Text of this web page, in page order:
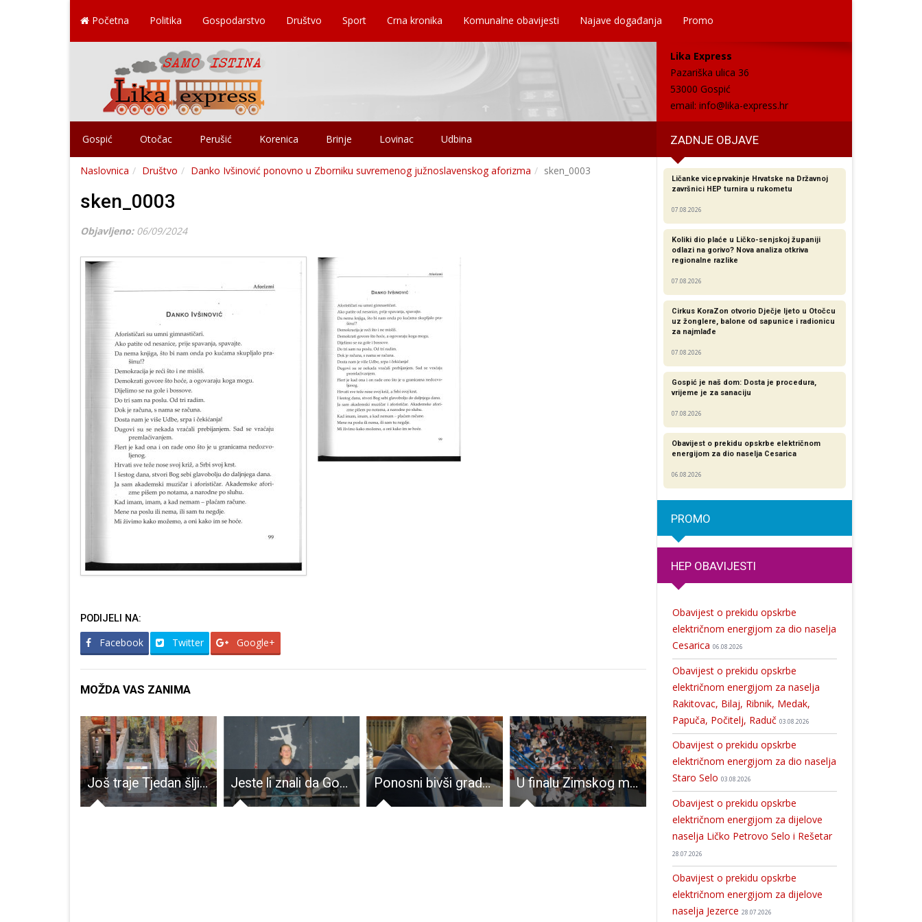
Početna Politika Gospodarstvo Društvo Sport Crna kronika Komunalne obavijesti Najave događanja Promo
Lika Express
Pazariška ulica 36
53000 Gospić
email: info@lika-express.hr
Gospić Otočac Perušić Korenica Brinje Lovinac Udbina ZADNJE OBJAVE
Naslovnica Društvo Danko Ivšinović ponovno u Zborniku suvremenog južnoslavenskog aforizma sken_0003
sken_0003
Objavljeno: 06/09/2024
PODIJELI NA:
Facebook Twitter Google+
MOŽDA VAS ZANIMA
Još traje Tjedan šljiva,gljiva i krumpira Jeste li znali da Gospić ima jednu od najboljih dizačica utega u Hrvatskoj??? Ponosni bivši gradonačelnik Krmpotić- dug nije 10,12,17 milijuna kuna nego svega 7 milijuna U finalu Zimskog malonogometnog turnira Gospić Lucy′s boys- MNK Tin
Ličanke viceprvakinje Hrvatske na Državnoj
završnici HEP turnira u rukometu
07.08.2026
Koliki dio plaće u Ličko-senjskoj županiji
odlazi na gorivo? Nova analiza otkriva
regionalne razlike​
07.08.2026
Cirkus KoraZon otvorio Dječje ljeto u Otočcu
uz žonglere, balone od sapunice i radionicu
za najmlađe
07.08.2026
Gospić je naš dom: Dosta je procedura,
vrijeme je za sanaciju
07.08.2026
Obavijest o prekidu opskrbe električnom
energijom za dio naselja Cesarica
06.08.2026
PROMO
HEP OBAVIJESTI
Obavijest o prekidu opskrbe
električnom energijom za dio naselja
Cesarica 06.08.2026
Obavijest o prekidu opskrbe
električnom energijom za naselja
Rakitovac, Bilaj, Ribnik, Medak,
Papuča, Počitelj, Raduč 03.08.2026
Obavijest o prekidu opskrbe
električnom energijom za dio naselja
Staro Selo 03.08.2026
Obavijest o prekidu opskrbe
električnom energijom za dijelove
naselja Ličko Petrovo Selo i Rešetar
28.07.2026
Obavijest o prekidu opskrbe
električnom energijom za dijelove
naselja Jezerce 28.07.2026